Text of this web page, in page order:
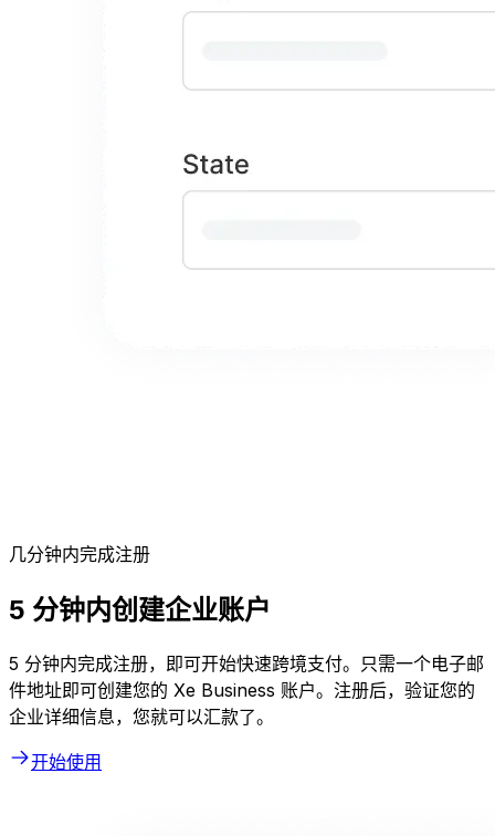
几分钟内完成注册
5 分钟内创建企业账户
5 分钟内完成注册，即可开始快速跨境支付。只需一个电子邮
件地址即可创建您的 Xe Business 账户。注册后，验证您的
企业详细信息，您就可以汇款了。
开始使用